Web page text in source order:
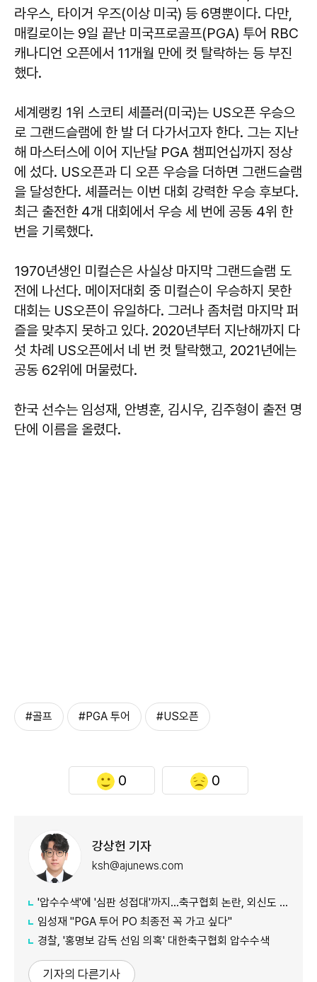
라우스, 타이거 우즈(이상 미국) 등 6명뿐이다. 다만,
매킬로이는 9일 끝난 미국프로골프(PGA) 투어 RBC
캐나디언 오픈에서 11개월 만에 컷 탈락하는 등 부진
했다.
세계랭킹 1위 스코티 셰플러(미국)는 US오픈 우승으
로 그랜드슬램에 한 발 더 다가서고자 한다. 그는 지난
해 마스터스에 이어 지난달 PGA 챔피언십까지 정상
에 섰다. US오픈과 디 오픈 우승을 더하면 그랜드슬램
을 달성한다. 셰플러는 이번 대회 강력한 우승 후보다.
최근 출전한 4개 대회에서 우승 세 번에 공동 4위 한
번을 기록했다.
1970년생인 미컬슨은 사실상 마지막 그랜드슬램 도
전에 나선다. 메이저대회 중 미컬슨이 우승하지 못한
대회는 US오픈이 유일하다. 그러나 좀처럼 마지막 퍼
즐을 맞추지 못하고 있다. 2020년부터 지난해까지 다
섯 차례 US오픈에서 네 번 컷 탈락했고, 2021년에는
공동 62위에 머물렀다.
한국 선수는 임성재, 안병훈, 김시우, 김주형이 출전 명
단에 이름을 올렸다.
#골프 #PGA 투어 #US오픈
0 0
강상헌 기자
ksh@ajunews.com
'압수수색'에 '심판 성접대'까지…축구협회 논란, 외신도 집중 조명
임성재 "PGA 투어 PO 최종전 꼭 가고 싶다"
경찰, '홍명보 감독 선임 의혹' 대한축구협회 압수수색
기자의 다른기사